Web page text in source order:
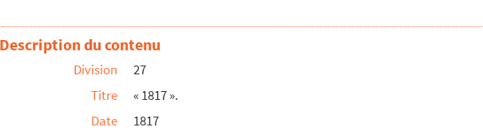
1 livraison ».
4 livraison ».
9 livraison ».
14 livraison ».
Description du contenu
Division
27
Titre
« 1817 ».
Date
1817